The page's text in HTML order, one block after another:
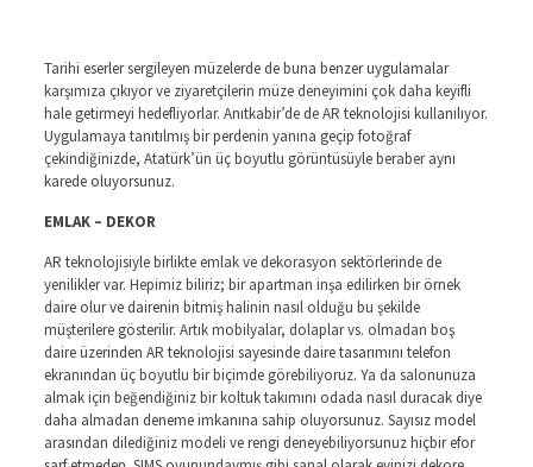
Tarihi eserler sergileyen müzelerde de buna benzer uygulamalar
karşımıza çıkıyor ve ziyaretçilerin müze deneyimini çok daha keyifli
hale getirmeyi hedefliyorlar. Anıtkabir’de de AR teknolojisi kullanılıyor.
Uygulamaya tanıtılmış bir perdenin yanına geçip fotoğraf
çekindiğinizde, Atatürk’ün üç boyutlu görüntüsüyle beraber aynı
karede oluyorsunuz.
EMLAK – DEKOR
AR teknolojisiyle birlikte emlak ve dekorasyon sektörlerinde de
yenilikler var. Hepimiz biliriz; bir apartman inşa edilirken bir örnek
daire olur ve dairenin bitmiş halinin nasıl olduğu bu şekilde
müşterilere gösterilir. Artık mobilyalar, dolaplar vs. olmadan boş
daire üzerinden AR teknolojisi sayesinde daire tasarımını telefon
ekranından üç boyutlu bir biçimde görebiliyoruz. Ya da salonunuza
almak için beğendiğiniz bir koltuk takımını odada nasıl duracak diye
daha almadan deneme imkanına sahip oluyorsunuz. Sayısız model
arasından dilediğiniz modeli ve rengi deneyebiliyorsunuz hiçbir efor